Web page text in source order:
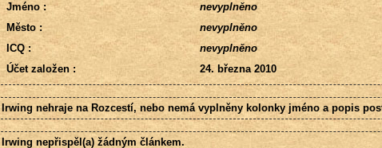
Jméno :
nevyplněno
Město :
nevyplněno
ICQ :
nevyplněno
Účet založen :
24. března 2010
Irwing nehraje na Rozcestí, nebo nemá vyplněny kolonky jméno a popis
Irwing nepřispěl(a) žádným článkem.